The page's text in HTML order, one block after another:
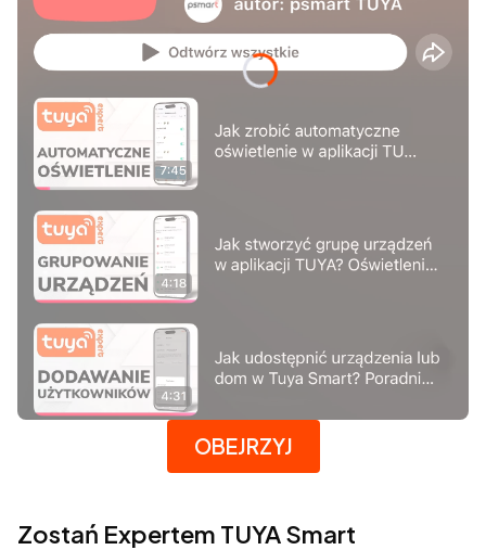
Naciśnij Enter lub spację, aby otworzyć stronę.
OBEJRZYJ
Zostań Expertem TUYA Smart